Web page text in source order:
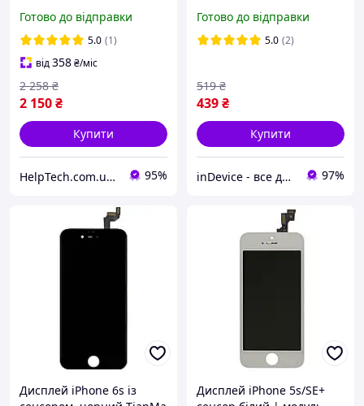
Готово до відправки
5.0 (1)
від358₴/міс
2 150₴
2 258 ₴
Купити
HelpTech.com.ua — 12 років на ринку, гарантія якості 👌 95%
Готово до відправки
5.0 (2)
439₴
519 ₴
Купити
inDevice - все для Вашого девайсу 97%
Дисплей iPhone 6s із
Дисплей iPhone 5s/SE+